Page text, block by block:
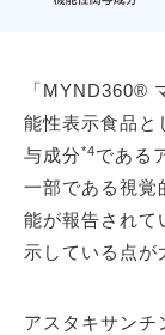
「MYND360®
能性表示食品と
与成分*4である
一部である視覚
能が報告されて
示している点が
アスタキサンチ